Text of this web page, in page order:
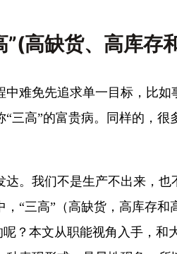
”(高缺货、高库存
难免先追求单一目标，比如
高”的富贵病。同样的，很
。我们不是生产不出来，
“三高”（高缺货，高库存
？本文从职能视角入手，和